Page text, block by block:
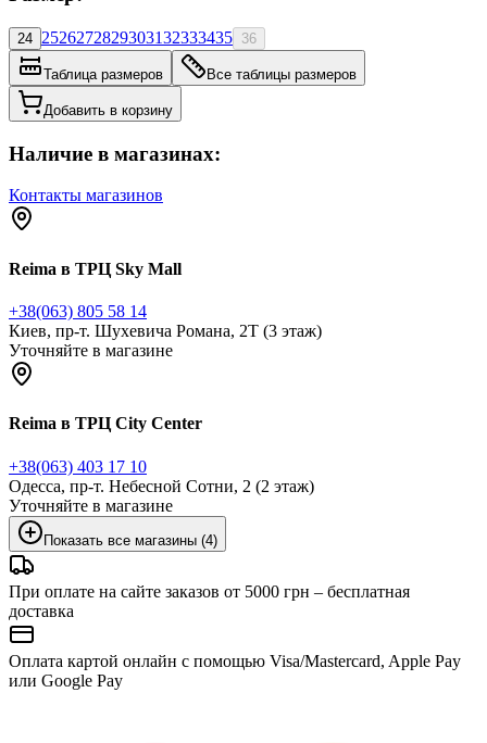
24 2526272829303132333435 36
Таблица размеров Все таблицы размеров
Добавить в корзину
Наличие в магазинах:
Контакты магазинов
Reima в ТРЦ Sky Mall
+38(063) 805 58 14
Киев, пр-т. Шухевича Романа, 2Т (3 этаж)
Уточняйте в магазине
Reima в ТРЦ City Center
‎+38‎(063) 403 17 10
Одесса, пр-т. Небесной Сотни, 2 (2 этаж)
Уточняйте в магазине
Показать все магазины (4)
При оплате на сайте заказов от 5000 грн – бесплатная
доставка
Оплата картой онлайн с помощью Visa/Mastercard, Apple Pay
или Google Pay